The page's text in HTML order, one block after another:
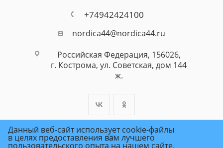
+74942424100
nordica44@nordica44.ru
Российская Федерация, 156026,
г. Кострома, ул. Советская, дом 144
ж.
Данный веб-сайт использует cookie-файлы
в целях предоставления вам лучшего
пользовательского опыта на нашем сайте.